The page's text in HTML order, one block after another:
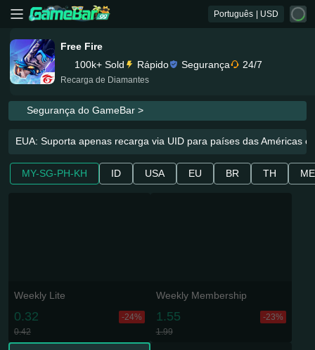
Português | USD
Free Fire
100k+ Sold
Rápido Segurança 24/7
Recarga de Diamantes
Segurança do GameBar >
EUA: Suporta apenas recarga via UID para países das Américas
MY-SG-PH-KH ID USA EU BR TH ME
Weekly Lite
0.32
-24%
0.42
Weekly Membership
1.55
-23%
1.99